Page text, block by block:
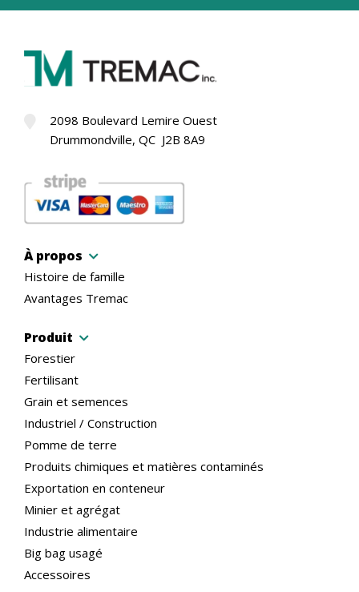
2098 Boulevard Lemire Ouest
Drummondville, QC J2B 8A9
À propos
Histoire de famille
Avantages Tremac
Produit
Forestier
Fertilisant
Grain et semences
Industriel / Construction
Pomme de terre
Produits chimiques et matières contaminés
Exportation en conteneur
Minier et agrégat
Industrie alimentaire
Big bag usagé
Accessoires